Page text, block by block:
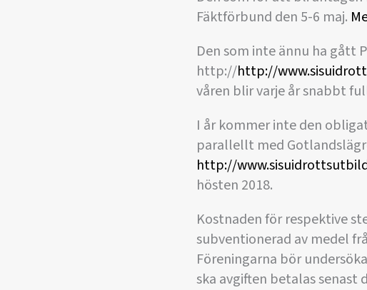
Fäktförbund den 5-6 maj.
Den som inte ännu ha gått
http://http://
våren blir varje år snabbt
I år kommer inte den
parallellt med
http://
hösten 2018.
Kostnaden för respektive
subventionerad av medel
Föreningarna bör
ska avgiften betalas senast